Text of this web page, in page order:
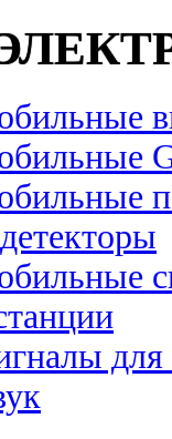
для